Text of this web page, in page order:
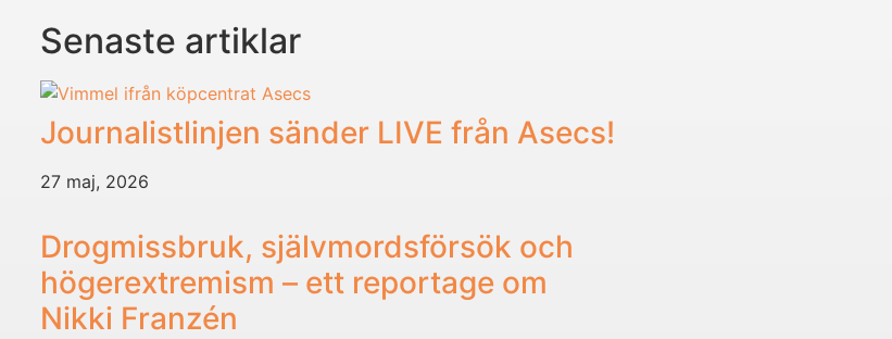
Senaste artiklar
Journalistlinjen sänder LIVE från Asecs!
27 maj, 2026
Drogmissbruk, självmordsförsök och
högerextremism – ett reportage om
Nikki Franzén